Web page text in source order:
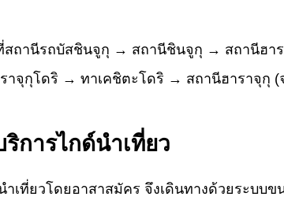
สถานีรถบัสชินจูกุ → สถานีชินจูกุ → สถานีฮ
จุกุโดริ → ทาเคชิตะโดริ → สถานีฮาราจุกุ (
ริการไกด์นำเที่ยว
ำเที่ยวโดยอาสาสมัคร จึงเดินทางด้วยระบบ